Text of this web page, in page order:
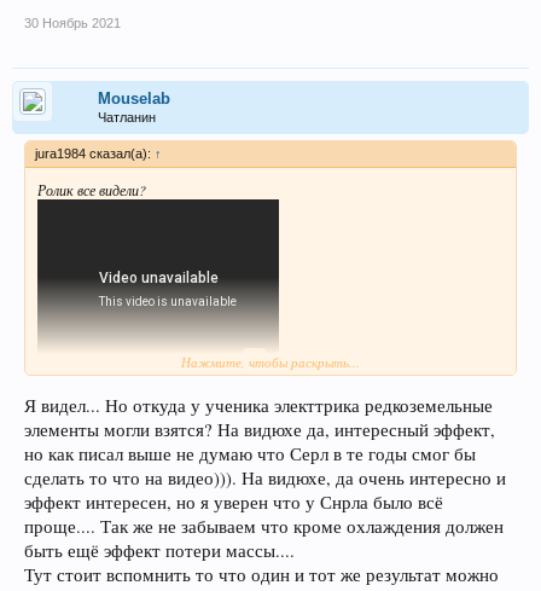
30 Ноябрь 2021
Mouselab
Чатланин
jura1984 сказал(а): ↑
Ролик все видели?
Нажмите, чтобы раскрыть...
Я видел... Но откуда у ученика электтрика редкоземельные
элементы могли взятся? На видюхе да, интересный эффект,
но как писал выше не думаю что Серл в те годы смог бы
сделать то что на видео))). На видюхе, да очень интересно и
эффект интересен, но я уверен что у Снрла было всё
проще.... Так же не забываем что кроме охлаждения должен
быть ещё эффект потери массы....
Тут стоит вспомнить то что один и тот же результат можно